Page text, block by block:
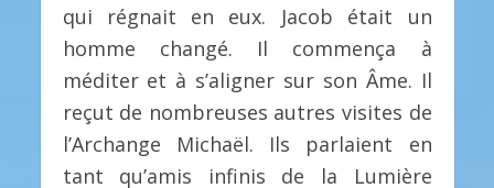
qui régnait en eux. Jacob était un
homme changé. Il commença à
méditer et à s’aligner sur son Âme. Il
reçut de nombreuses autres visites de
l’Archange Michaël. Ils parlaient en
tant qu’amis infinis de la Lumière